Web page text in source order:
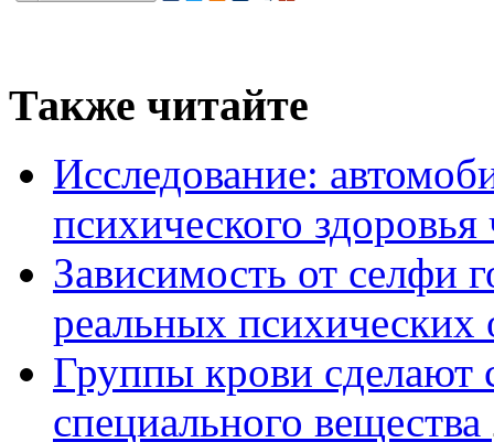
Также читайте
Исследование:
психического здоровья
Зависимость от селфи
реальных психических
Группы крови
специального вещества